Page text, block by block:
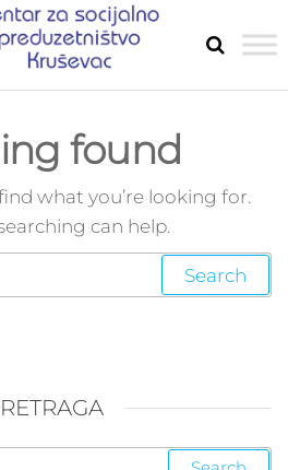
Razvoj
found
what you’re looking for.
can help.
for: